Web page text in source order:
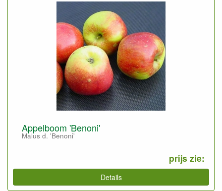
Appelboom 'Benoni'
Malus d. 'Benoni'
prijs zie:
Details